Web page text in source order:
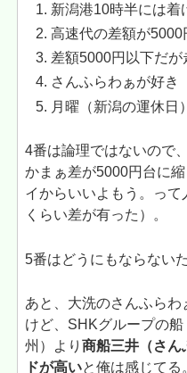
新潟港10時半には着
高速代の差額が5000
差額5000円以下だが
さんふらわぁが好き
月曜（新潟の運休日
4番は論理ではないので
かまぁ差が5000円台に
イからいいよもう。っ
くらい差が有った）。
5番はどうにもならない
あと、大洗のさんふら
けど、SHKグループの
州）より商船三井（さん
ドが高いと俺は感じてる